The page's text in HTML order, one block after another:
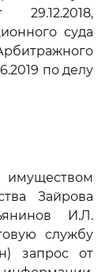
суда
по делу
Зайрова
И.Л.
службу
запрос от